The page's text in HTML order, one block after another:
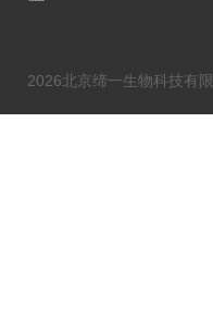
2026北京缔一生物科技有